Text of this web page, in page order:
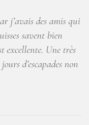
j’avais des amis qui
savent bien
excellente. Une très
d’escapades non